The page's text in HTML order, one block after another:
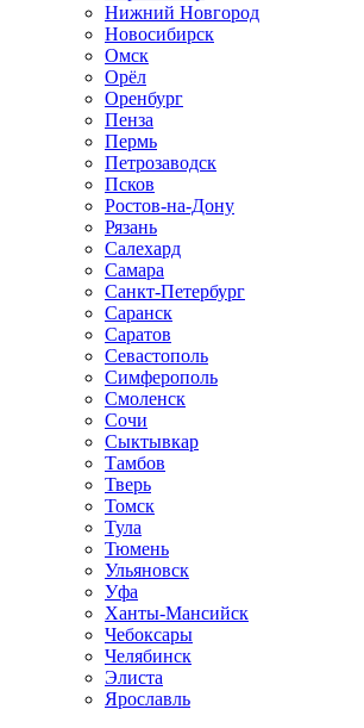
Нижний Новгород
Новосибирск
Омск
Орёл
Оренбург
Пенза
Пермь
Петрозаводск
Псков
Ростов-на-Дону
Рязань
Салехард
Самара
Санкт-Петербург
Саранск
Саратов
Севастополь
Симферополь
Смоленск
Сочи
Сыктывкар
Тамбов
Тверь
Томск
Тула
Тюмень
Ульяновск
Уфа
Ханты-Мансийск
Чебоксары
Челябинск
Элиста
Ярославль